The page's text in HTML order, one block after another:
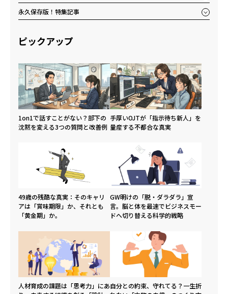
永久保存版！特集記事
ピックアップ
1on1で話すことがない？部下の
沈黙を変える3つの質問と改善例
手厚いOJTが「指示待ち新人」を
量産する不都合な真実
49歳の残酷な真実：そのキャリ
アは「賞味期限」か、それとも
「黄金期」か。
GW明けの「脱・ダラダラ」宣
言。脳と体を最速でビジネスモー
ドへ切り替える科学的戦略
人材育成の課題は「思考力」にあ自分との約束、守れてる？一生折